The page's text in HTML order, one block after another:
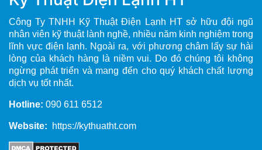
Công Ty TNHH Kỹ Thuật Điện Lạnh HT sở hữu đội ngũ
nhân viên kỹ thuật lành nghề, nhiều năm kinh nghiệm trong
lĩnh vực điện lạnh. Ngoài ra, với phương châm lấy sự hài
lòng của khách hàng là niềm vui. Do đó chúng tôi không
ngừng phát triển và mang đến cho quý khách chất lượng
dịch vụ tốt nhất.
Hotline: 090 611 6512
Website: https://kythuatht.com